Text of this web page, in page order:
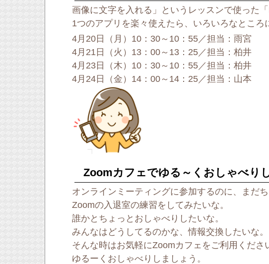
画像に文字を入れる」というレッスンで使った
1つのアプリを楽々使えたら、いろいろなところ
4月20日（月）10：30～10：55／担当：雨宮
4月21日（火）13：00～13：25／担当：柏井
4月23日（木）10：30～10：55／担当：柏井
4月24日（金）14：00～14：25／担当：山本
Zoomカフェでゆる～くおしゃべり
オンラインミーティングに参加するのに、まだち
Zoomの入退室の練習をしてみたいな。
誰かとちょっとおしゃべりしたいな。
みんなはどうしてるのかな、情報交換したいな。
そんな時はお気軽にZoomカフェをご利用くださ
ゆるーくおしゃべりしましょう。